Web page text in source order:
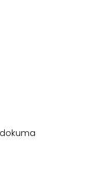
dokuma